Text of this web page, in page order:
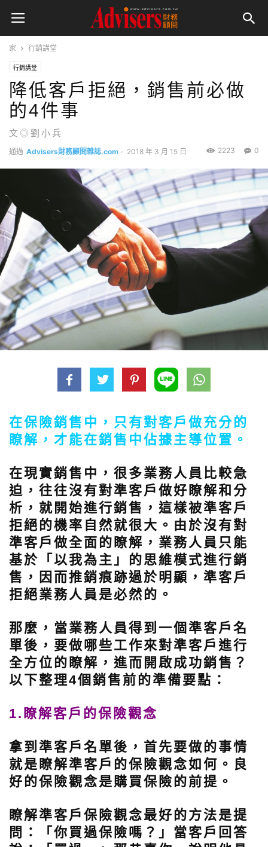
家 行銷講堂
行銷講堂
降低客戶拒絕，銷售前必做
的4件事
文◎劉小兵
通過 Advisers財務顧問雜誌.com - 2018 年 3 月 15 日 0
2223
在保險銷售中，只有對客戶做充分的
瞭解，才能在銷售中佔據主導位置。
在現實銷售中，很多業務人員比較急
迫，往往沒有對準客戶做好瞭解和分
析，就開始進行銷售，這樣被準客戶
拒絕的機率自然就很大。由於沒有對
準客戶做全面的瞭解，業務人員只能
基於「以我為主」的思維模式進行銷
售，因而推銷痕跡過於明顯，準客戶
拒絕業務人員是必然的。
那麼，當業務人員得到一個準客戶名
單後，要做哪些工作來對準客戶進行
全方位的瞭解，進而開啟成功銷售？
以下整理4個銷售前的準備要點：
1.瞭解客戶的保險觀念
拿到準客戶名單後，首先要做的事情
就是瞭解準客戶的保險觀念如何。良
好的保險觀念是購買保險的前提。
瞭解準客戶保險觀念最好的方法是提
問：「你買過保險嗎？」當客戶回答